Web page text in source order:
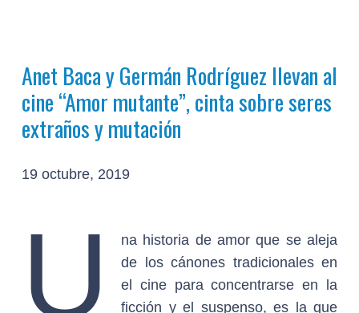
Anet Baca y Germán Rodríguez llevan al
cine “Amor mutante”, cinta sobre seres
extraños y mutación
19 octubre, 2019
U
na historia de amor que se aleja
de los cánones tradicionales en
el cine para concentrarse en la
ficción y el suspenso, es la que